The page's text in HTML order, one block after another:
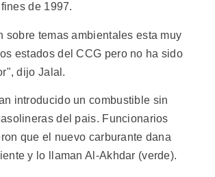
de 1997.
sobre temas ambientales esta muy
estados del CCG pero no ha sido
dijo Jalal.
introducido un combustible sin
del pais. Funcionarios
que el nuevo carburante dana
y lo llaman Al-Akhdar (verde).